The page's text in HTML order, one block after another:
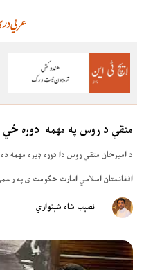
عربي
متقي د روس په مهمه دوره ځي
د امیرخان متقي روس دا دوره ډیره
افغانستان اسلامي امارت حکومت ی په
نصېب شاه شېنواري